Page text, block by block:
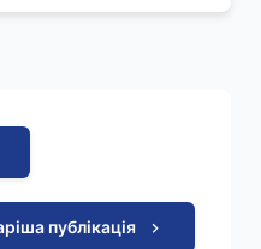
публікація